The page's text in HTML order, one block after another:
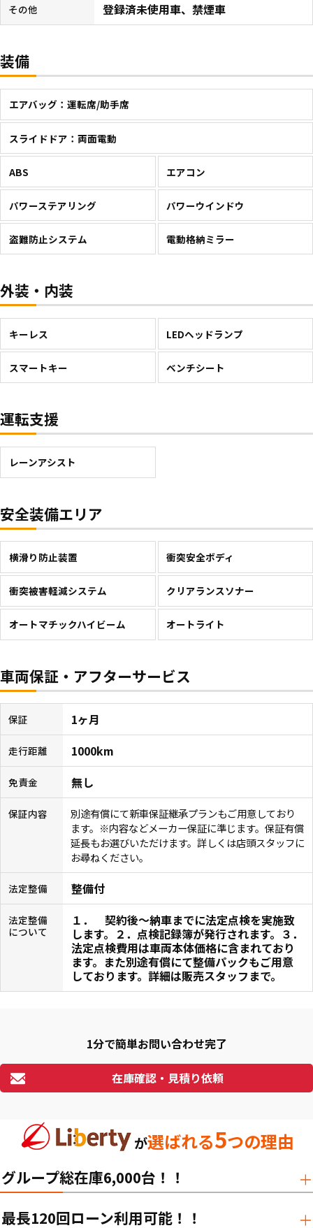
その他 登録済未使用車、禁煙車
装備
エアバッグ：運転席/助手席
スライドドア：両面電動
ABS エアコン
パワーステアリング パワーウインドウ
盗難防止システム 電動格納ミラー
外装・内装
キーレス LEDヘッドランプ
スマートキー ベンチシート
運転支援
レーンアシスト
安全装備エリア
横滑り防止装置 衝突安全ボディ
衝突被害軽減システム クリアランスソナー
オートマチックハイビーム オートライト
車両保証・アフターサービス
保証 1ヶ月
走行距離 1000km
免責金 無し
保証内容
別途有償にて新車保証継承プランもご用意しており
ます。※内容などメーカー保証に準じます。保証有償
延長もお選びいただけます。詳しくは店頭スタッフに
お尋ねください。
法定整備 整備付
法定整備
について
１． 契約後〜納車までに法定点検を実施致
します。２．点検記録簿が発行されます。３．
法定点検費用は車両本体価格に含まれており
ます。また別途有償にて整備パックもご用意
しております。詳細は販売スタッフまで。
1分で簡単お問い合わせ完了
在庫確認・見積り依頼
が選ばれる5つの理由
グループ総在庫6,000台！！
最長120回ローン利用可能！！